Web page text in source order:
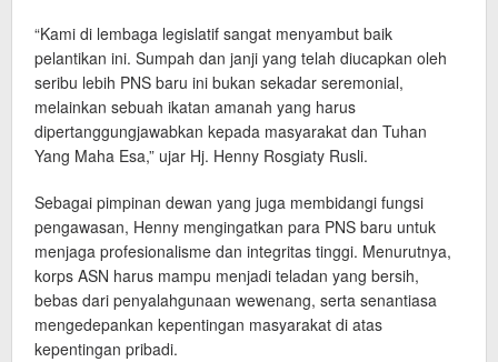
“Kami di lembaga legislatif sangat menyambut baik
pelantikan ini. Sumpah dan janji yang telah diucapkan oleh
seribu lebih PNS baru ini bukan sekadar seremonial,
melainkan sebuah ikatan amanah yang harus
dipertanggungjawabkan kepada masyarakat dan Tuhan
Yang Maha Esa,” ujar Hj. Henny Rosgiaty Rusli.
Sebagai pimpinan dewan yang juga membidangi fungsi
pengawasan, Henny mengingatkan para PNS baru untuk
menjaga profesionalisme dan integritas tinggi. Menurutnya,
korps ASN harus mampu menjadi teladan yang bersih,
bebas dari penyalahgunaan wewenang, serta senantiasa
mengedepankan kepentingan masyarakat di atas
kepentingan pribadi.